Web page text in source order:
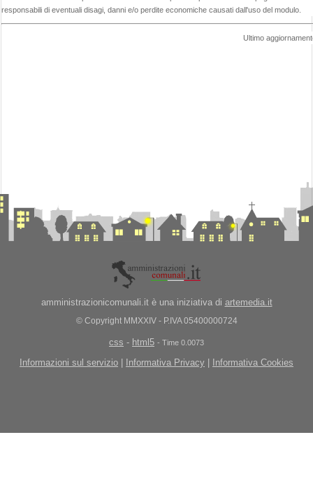
responsabili di eventuali disagi, danni e/o perdite economiche causati dall'uso del modulo.
Ultimo
amministrazionicomunali.it è una iniziativa di artemedia.it
© Copyright MMXXIV - P.IVA 05400000724
css - html5 - Time 0.0073
Informazioni sul servizio Informativa Privacy Informativa Cookies